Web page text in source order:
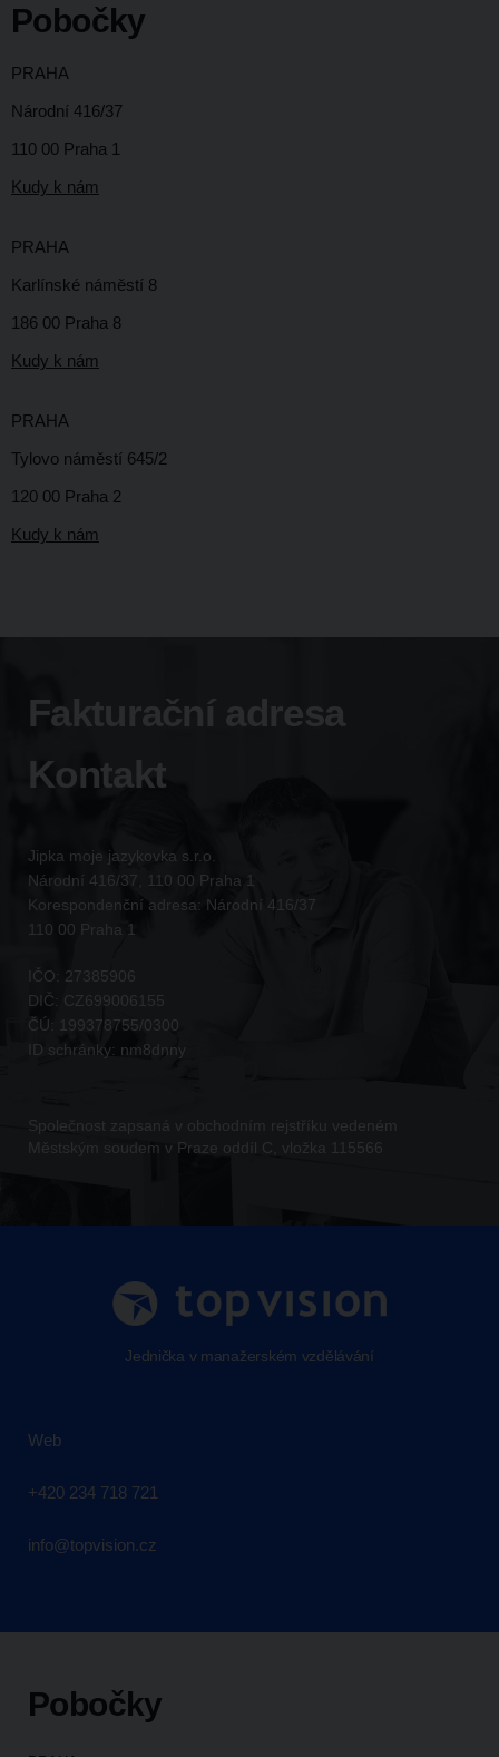
Pobočky
PRAHA
Národní 416/37
110 00 Praha 1
Kudy k nám
PRAHA
Karlínské náměstí 8
186 00 Praha 8
Kudy k nám
PRAHA
Tylovo náměstí 645/2
120 00 Praha 2
Kudy k nám
Fakturační adresa
Kontakt
Jipka moje jazykovka s.r.o.
Národní 416/37, 110 00 Praha 1
Korespondenční adresa: Národní 416/37
110 00 Praha 1
IČO:
27385906
DIČ:
CZ699006155
ČÚ:
199378755/0300
ID schránky: nm8dnny
Společnost zapsaná v obchodním rejstříku vedeném
Městským soudem v Praze oddíl C, vložka 115566
Jednička v manažerském vzdělávání
Web
+420 234 718 721
info@topvision.cz
Pobočky